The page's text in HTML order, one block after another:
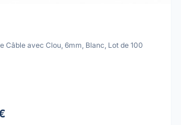
Câble avec Clou, 6mm, Blanc, Lot de 100